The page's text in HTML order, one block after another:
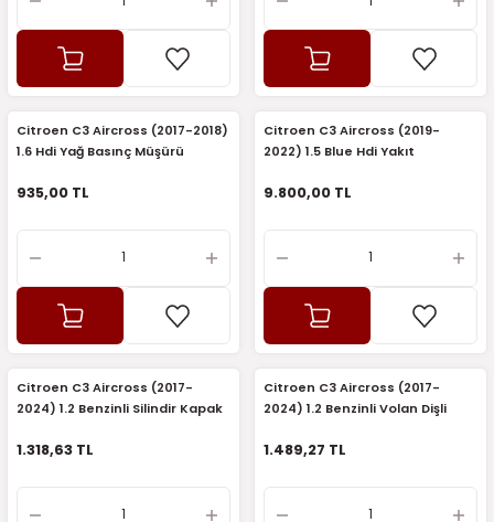
Citroen C3 Aircross (2017-2018)
1.6 Hdi Yağ Basınç Müşürü
935,00 TL
Citroen C3 Aircross (2019-
2022) 1.5 Blue Hdi Yakıt
9.800,00 TL
Citroen C3 Aircross (2017-
2024) 1.2 Benzinli Silindir Kapak
1.318,63 TL
Citroen C3 Aircross (2017-
2024) 1.2 Benzinli Volan Dişli
1.489,27 TL